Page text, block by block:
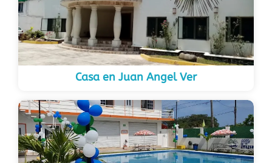
Casa en Juan Angel Ver